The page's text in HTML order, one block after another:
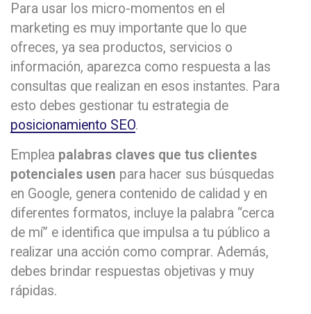
Para usar los micro-momentos en el
marketing es muy importante que lo que
ofreces, ya sea productos, servicios o
información, aparezca como respuesta a las
consultas que realizan en esos instantes. Para
esto debes gestionar tu estrategia de
posicionamiento SEO.
Emplea palabras claves que tus clientes
potenciales usen para hacer sus búsquedas
en Google, genera contenido de calidad y en
diferentes formatos, incluye la palabra “cerca
de mí” e identifica que impulsa a tu público a
realizar una acción como comprar. Además,
debes brindar respuestas objetivas y muy
rápidas.